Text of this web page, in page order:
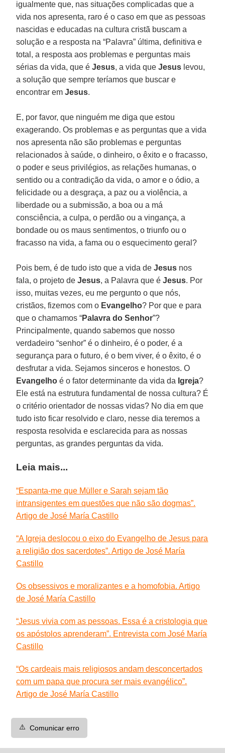
igualmente que, nas situações complicadas que a
vida nos apresenta, raro é o caso em que as pessoas
nascidas e educadas na cultura cristã buscam a
solução e a resposta na “Palavra” última, definitiva e
total, a resposta aos problemas e perguntas mais
sérias da vida, que éJesus, a vida queJesus levou,
a solução que sempre teríamos que buscar e
encontrar emJesus.
E, por favor, que ninguém me diga que estou
exagerando. Os problemas e as perguntas que a vida
nos apresenta não são problemas e perguntas
relacionados à saúde, o dinheiro, o êxito e o fracasso,
o poder e seus privilégios, as relações humanas, o
sentido ou a contradição da vida, o amor e o ódio, a
felicidade ou a desgraça, a paz ou a violência, a
liberdade ou a submissão, a boa ou a má
consciência, a culpa, o perdão ou a vingança, a
bondade ou os maus sentimentos, o triunfo ou o
fracasso na vida, a fama ou o esquecimento geral?
Pois bem, é de tudo isto que a vida deJesus nos
fala, o projeto deJesus, a Palavra que éJesus. Por
isso, muitas vezes, eu me pergunto o que nós,
cristãos, fizemos com o Evangelho? Por que e para
que o chamamos “Palavra do Senhor”?
Principalmente, quando sabemos que nosso
verdadeiro “senhor” é o dinheiro, é o poder, é a
segurança para o futuro, é o bem viver, é o êxito, é o
desfrutar a vida. Sejamos sinceros e honestos. O
Evangelho é o fator determinante da vida da Igreja?
Ele está na estrutura fundamental de nossa cultura? É
o critério orientador de nossas vidas? No dia em que
tudo isto ficar resolvido e claro, nesse dia teremos a
resposta resolvida e esclarecida para as nossas
perguntas, as grandes perguntas da vida.
Leia mais...
“Espanta-me que Müller e Sarah sejam tão
intransigentes em questões que não são dogmas”.
Artigo de José María Castillo
“A Igreja deslocou o eixo do Evangelho de Jesus para
a religião dos sacerdotes”. Artigo de José María
Castillo
Os obsessivos e moralizantes e a homofobia. Artigo
de José María Castillo
“Jesus vivia com as pessoas. Essa é a cristologia que
os apóstolos aprenderam”. Entrevista com José María
Castillo
“Os cardeais mais religiosos andam desconcertados
com um papa que procura ser mais evangélico”.
Artigo de José María Castillo
⚠️ Comunicar erro